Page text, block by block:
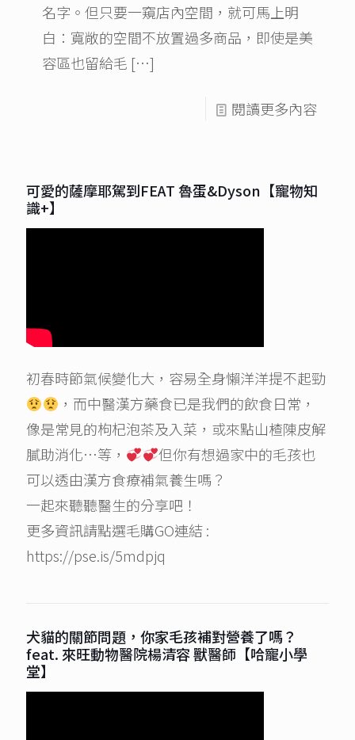
名字。但只要一窺店內空間，就可馬上明
白：寬敞的空間不放置過多商品，即使是美
容區也留給毛 […]
閱讀更多內容
可愛的薩摩耶駕到FEAT 魯蛋&Dyson【寵物知
識+】
初春時節氣候變化大，容易全身懶洋洋提不起勁
，而中醫漢方藥食已是我們的飲食日常，
像是常見的枸杞泡茶及入菜，或來點山楂陳皮解
膩助消化…等，
但你有想過家中的毛孩也
可以透由漢方食療補氣養生嗎？
一起來聽聽醫生的分享吧！
更多資訊請點選毛購GO連結 :
https://pse.is/5mdpjq
犬貓的關節問題，你家毛孩補對營養了嗎？
feat. 來旺動物醫院楊清容 獸醫師【哈寵小學
堂】